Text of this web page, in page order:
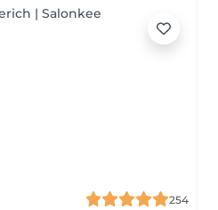
254